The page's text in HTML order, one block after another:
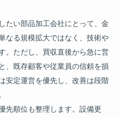
たい部品加工会社にとって、金
なる規模拡大ではなく、技術や
。ただし、買収直後から急に営
、既存顧客や従業員の信頼を損
安定運営を優先し、改善は段階
先順位も整理します。設備更